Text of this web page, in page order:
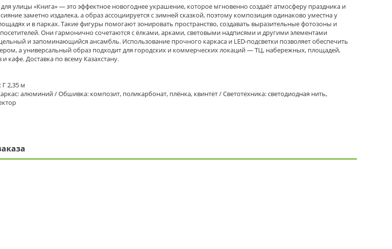
улицы «Книга» — это эффектное новогоднее украшение, которое мгновенно создаёт атмосферу праздника и
заметно издалека, а образ ассоциируется с зимней сказкой, поэтому композиция одинаково уместна у
и в парках. Такие фигуры помогают зонировать пространство, создавать выразительные фотозоны и
Они гармонично сочетаются с ёлками, арками, световыми надписями и другими элементами
и запоминающийся ансамбль. Использование прочного каркаса и LED-подсветки позволяет обеспечить
а универсальный образ подходит для городских и коммерческих локаций — ТЦ, набережных, площадей,
кафе. Доставка по всему Казахстану.
Г 2,35 м
алюминий / Обшивка: композит, поликарбонат, плёнка, квинтет / Светотехника: светодиодная нить,